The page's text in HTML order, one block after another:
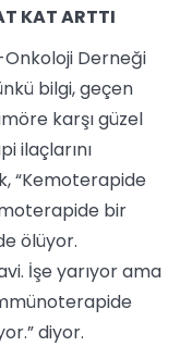
KAT ARTTI
Derneği
bilgi, geçen
karşı güzel
ilaçlarını
“Kemoterapide
bir
ölüyor.
İşe yarıyor ama
diyor.